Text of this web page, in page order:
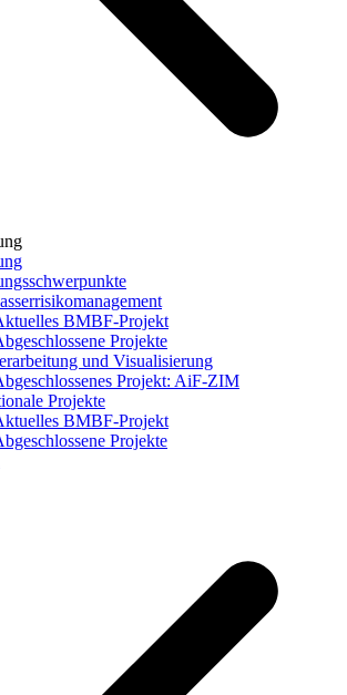
BMBF-Projekt
Projekte
und Visualisierung
Projekt: AiF-ZIM
Projekte
BMBF-Projekt
Projekte